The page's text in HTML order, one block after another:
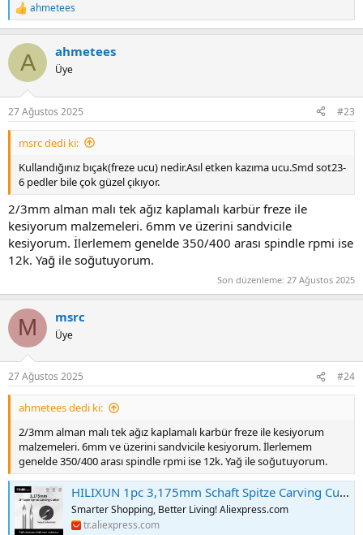
R
e
c
i
s
:
ahmetees
A ahmetees
Üye
27 Ağustos 2025 #23
msrc dedi ki:
Kullandığınız bıçak(freze ucu) nedir.Asıl etken kazıma ucu.Smd sot23-
6 pedler bile çok güzel çıkıyor.
2/3mm alman malı tek ağız kaplamalı karbür freze ile
kesiyorum malzemeleri. 6mm ve üzerini sandvicile
kesiyorum. İlerlemem genelde 350/400 arası spindle rpmi ise
12k. Yağ ile soğutuyorum.
Son düzenleme: 27 Ağustos 2025
M msrc
Üye
27 Ağustos 2025 #24
ahmetees dedi ki:
2/3mm alman malı tek ağız kaplamalı karbür freze ile kesiyorum
malzemeleri. 6mm ve üzerini sandvicile kesiyorum. İlerlemem
genelde 350/400 arası spindle rpmi ise 12k. Yağ ile soğutuyorum.
HILIXUN 1pc 3,175mm Schaft Spitze Carving Cutter 20/30/45/60 Grad Fräser Wolfram Hartmetall Router Bit PCB 3D Gravur Bit - AliExpress 1420
Smarter Shopping, Better Living! Aliexpress.com
tr.aliexpress.com